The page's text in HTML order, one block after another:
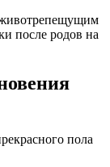
после родов на
пола